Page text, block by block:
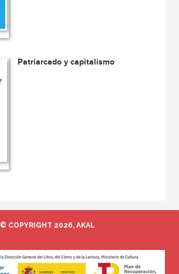
Patriarcado y capitalismo
© COPYRIGHT 2026, AKAL